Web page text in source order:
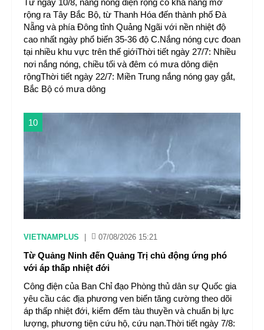
Từ ngày 10/8, nắng nóng diện rộng có khả năng mở
rộng ra Tây Bắc Bộ, từ Thanh Hóa đến thành phố Đà
Nẵng và phía Đông tỉnh Quảng Ngãi với nền nhiệt độ
cao nhất ngày phổ biến 35-36 độ C.Nắng nóng cực đoan
tại nhiều khu vực trên thế giớiThời tiết ngày 27/7: Nhiều
nơi nắng nóng, chiều tối và đêm có mưa dông diện
rộngThời tiết ngày 22/7: Miền Trung nắng nóng gay gắt,
Bắc Bộ có mưa dông
10
VIETNAMPLUS 07/08/2026 15:21
Từ Quảng Ninh đến Quảng Trị chủ động ứng phó
với áp thấp nhiệt đới
Công điện của Ban Chỉ đạo Phòng thủ dân sự Quốc gia
yêu cầu các địa phương ven biển tăng cường theo dõi
áp thấp nhiệt đới, kiểm đếm tàu thuyền và chuẩn bị lực
lượng, phương tiện cứu hộ, cứu nạn.Thời tiết ngày 7/8: